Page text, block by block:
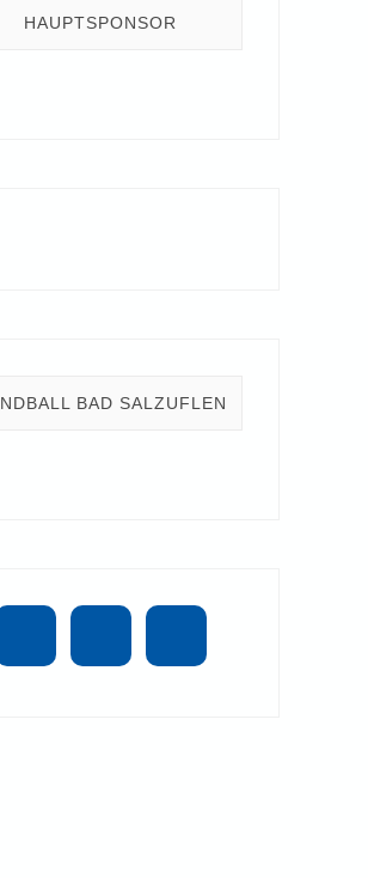
HAUPTSPONSOR
BAD SALZUFLEN